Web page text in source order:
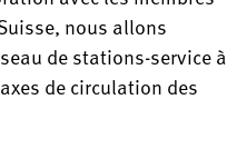
nous allons
de stations-service à
de circulation des